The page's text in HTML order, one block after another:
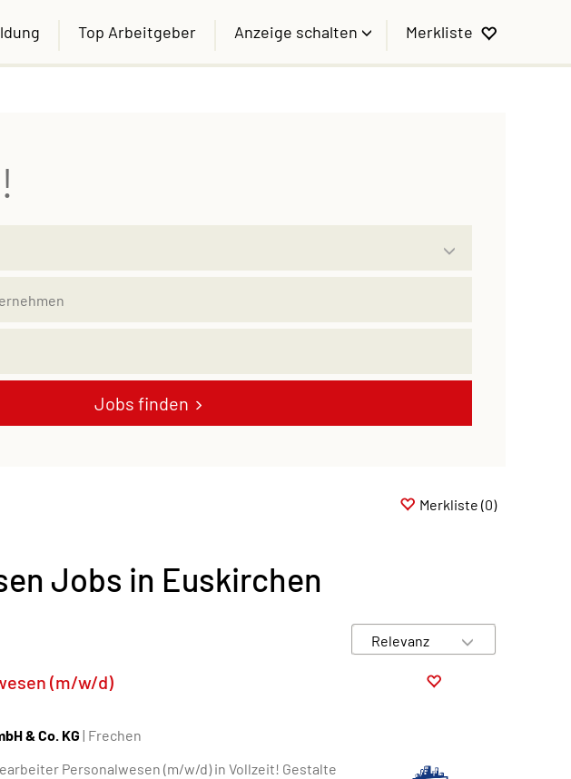
Top Arbeitgeber Anzeige schalten Merkliste
!
Jobs finden
Merkliste (0)
Jobs in Euskirchen
(m/w/d)
& Co. KG | Frechen
Personalwesen (m/w/d) in Vollzeit! Gestalte